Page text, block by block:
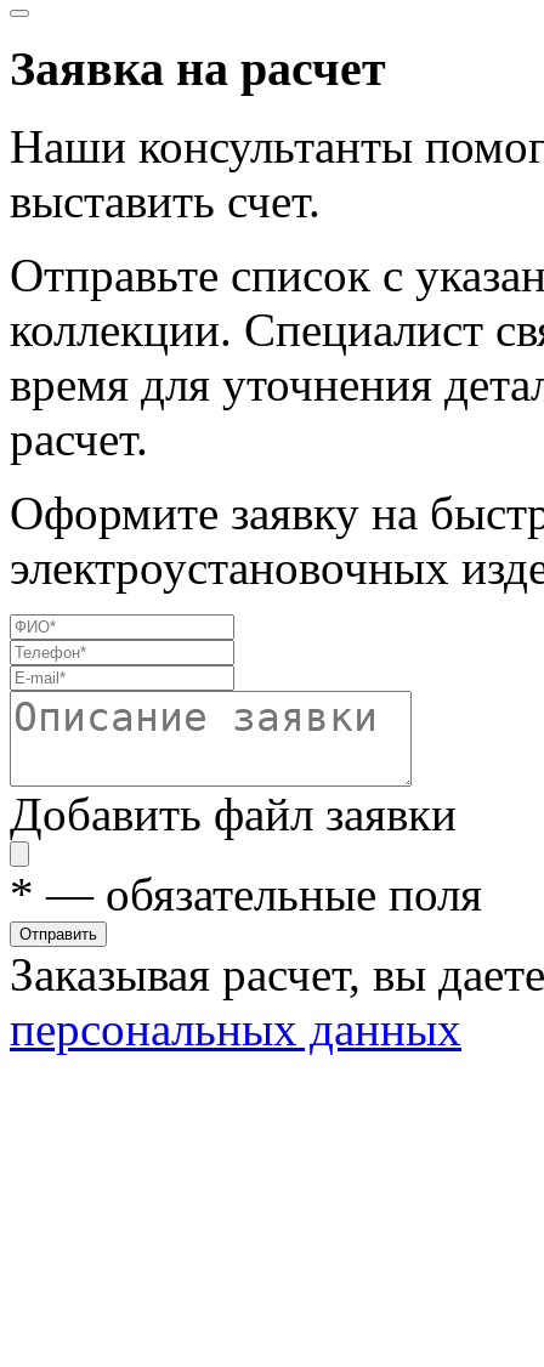
Заявка на расчет
Наши консультанты
выставить счет.
Отправьте список с
коллекции. Специалист
время для уточнения
расчет.
Оформите заявку на
электроустановочных
Добавить файл заявки
* — обязательные поля
Отправить
Заказывая расчет, вы
персональных данных